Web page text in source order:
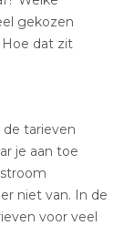
gekozen
dat zit
tarieven
je aan toe
niet van. In de
voor veel